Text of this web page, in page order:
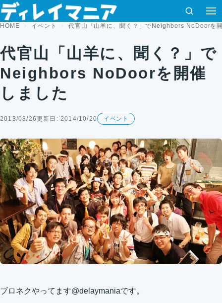
コンテンツへスキップ
検索
HOME イベント 代官山「山羊に、聞く？」でNeighbors NoDoorを
代官山「山羊に、聞く？」で
Neighbors NoDoorを開催
しました
2013/08/26更新日: 2014/10/20 イベント
ブロネクやってます@delaymaniaです。